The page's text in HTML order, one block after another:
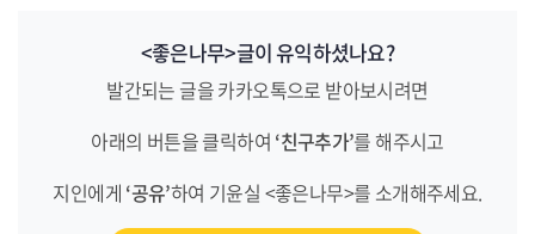
<좋은나무>글이 유익하셨나요?
발간되는 글을 카카오톡으로 받아보시려면
아래의 버튼을 클릭하여 ‘친구추가’를 해주시고
지인에게 ‘공유’하여 기윤실 <좋은나무>를 소개해주세요.